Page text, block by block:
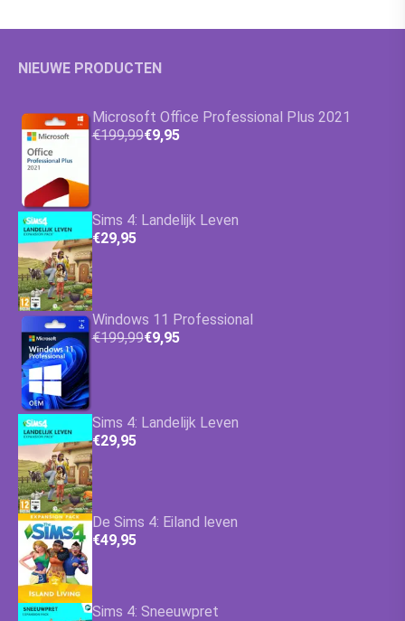
NIEUWE PRODUCTEN
Microsoft Office Professional Plus 2021
€199,99€9,95
Sims 4: Landelijk Leven
€29,95
Windows 11 Professional
€199,99€9,95
Sims 4: Landelijk Leven
€29,95
De Sims 4: Eiland leven
€49,95
Sims 4: Sneeuwpret